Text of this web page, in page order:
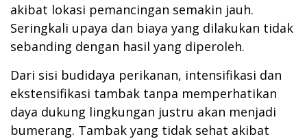
akibat lokasi pemancingan semakin jauh.
Seringkali upaya dan biaya yang dilakukan tidak
sebanding dengan hasil yang diperoleh.
Dari sisi budidaya perikanan, intensifikasi dan
ekstensifikasi tambak tanpa memperhatikan
daya dukung lingkungan justru akan menjadi
bumerang. Tambak yang tidak sehat akibat